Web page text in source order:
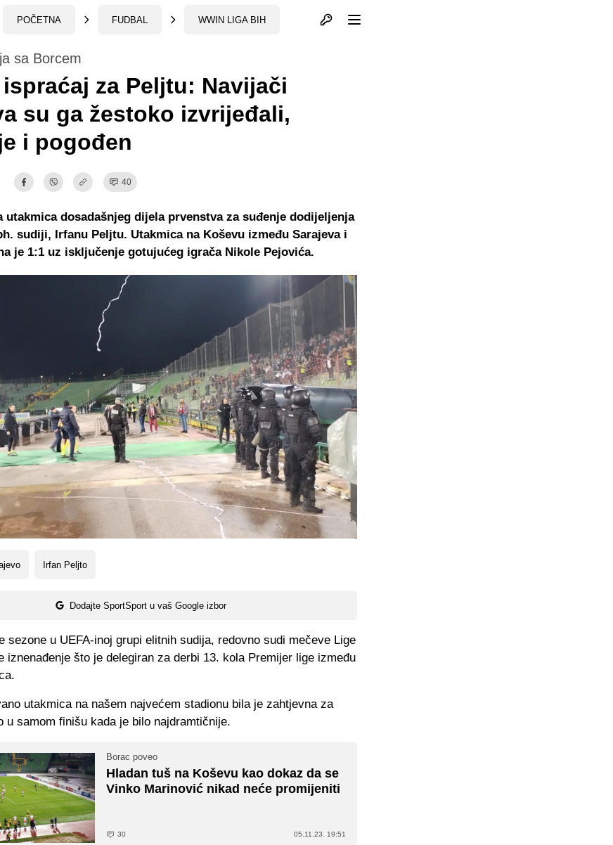
POČETNA FUDBAL WWIN LIGA BIH Otvori profil
sa Borcem
za Peljtu: Navijači
su ga žestoko izvrijeđali,
i pogođen
40
Irfan Peljto
Dodajte SportSport u vaš Google izbor
utakmica dosadašnjeg dijela prvenstva za suđenje dodijeljenja
sudiji, Irfanu Peljtu. Utakmica na Koševu između Sarajeva i
je 1:1 uz isključenje gotujućeg igrača Nikole Pejovića.
sezone u UEFA-inoj grupi elitnih sudija, redovno sudi mečeve Lige
iznenađenje što je delegiran za derbi 13. kola Premijer lige između
utakmica na našem najvećem stadionu bila je zahtjevna za
u samom finišu kada je bilo najdramtičnije.
Borac poveo
Hladan tuš na Koševu kao dokaz da se
Vinko Marinović nikad neće promijeniti
30 05.11.23. 19:51